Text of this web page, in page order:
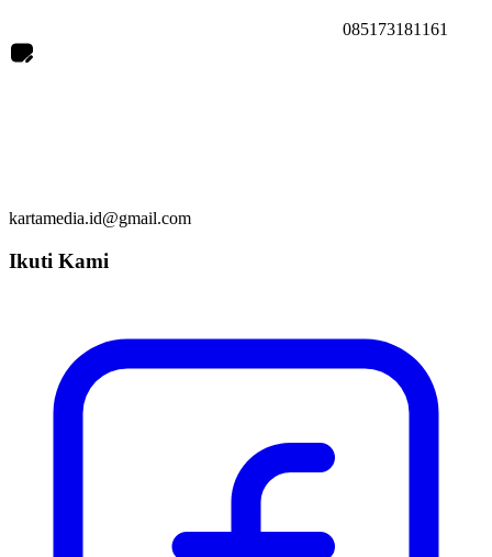
085173181161
kartamedia.id@gmail.com
Ikuti Kami